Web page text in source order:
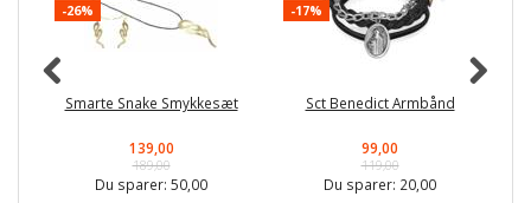
-26%
Smarte Snake Smykkesæt
139,00
189,00
Du sparer: 50,00
-17%
Sct Benedict Armbånd
99,00
119,00
Du sparer: 20,00